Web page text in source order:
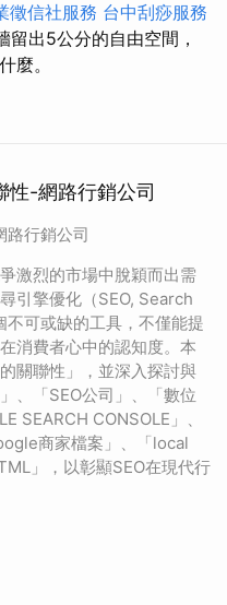
徵信社服務 台中刮痧服務
出5公分的自由空間，
麼。
性-網路行銷公司
路行銷公司
激烈的市場中脫穎而出需
引擎優化（SEO, Search
可或缺的工具，不僅能提
消費者心中的認知度。本
關聯性」，並深入探討與
、「SEO公司」、「數位
SEARCH CONSOLE」、
商家檔案」、「local
」，以彰顯SEO在現代行